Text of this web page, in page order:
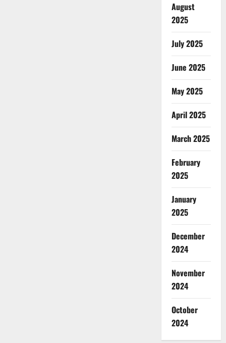
August
2025
July 2025
June 2025
May 2025
April 2025
March 2025
February
2025
January
2025
December
2024
November
2024
October
2024